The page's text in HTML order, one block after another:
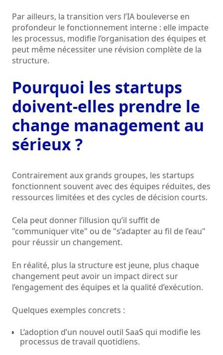
Par ailleurs, la transition vers l’IA bouleverse en
profondeur le fonctionnement interne : elle impacte
les processus, modifie l’organisation des équipes et
peut même nécessiter une révision complète de la
structure.
Pourquoi les startups
doivent-elles prendre le
change management au
sérieux ?
Contrairement aux grands groupes, les startups
fonctionnent souvent avec des équipes réduites, des
ressources limitées et des cycles de décision courts.
Cela peut donner l’illusion qu’il suffit de
"communiquer vite" ou de "s’adapter au fil de l’eau"
pour réussir un changement.
En réalité, plus la structure est jeune, plus chaque
changement peut avoir un impact direct sur
l’engagement des équipes et la qualité d’exécution.
Quelques exemples concrets :
L’adoption d’un nouvel outil SaaS qui modifie les
processus de travail quotidiens.